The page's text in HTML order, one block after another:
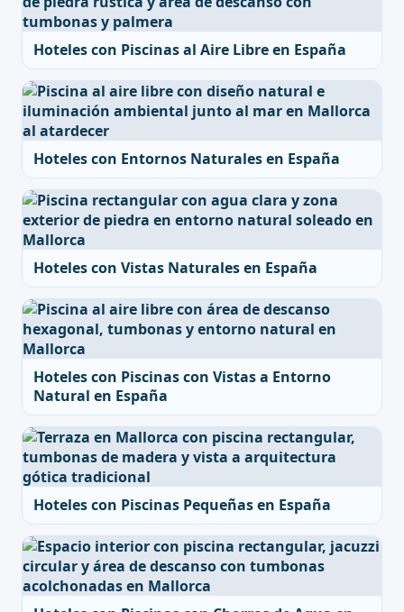
Hoteles con Piscinas al Aire Libre en España
Hoteles con Entornos Naturales en España
Hoteles con Vistas Naturales en España
Hoteles con Piscinas con Vistas a Entorno
Natural en España
Hoteles con Piscinas Pequeñas en España